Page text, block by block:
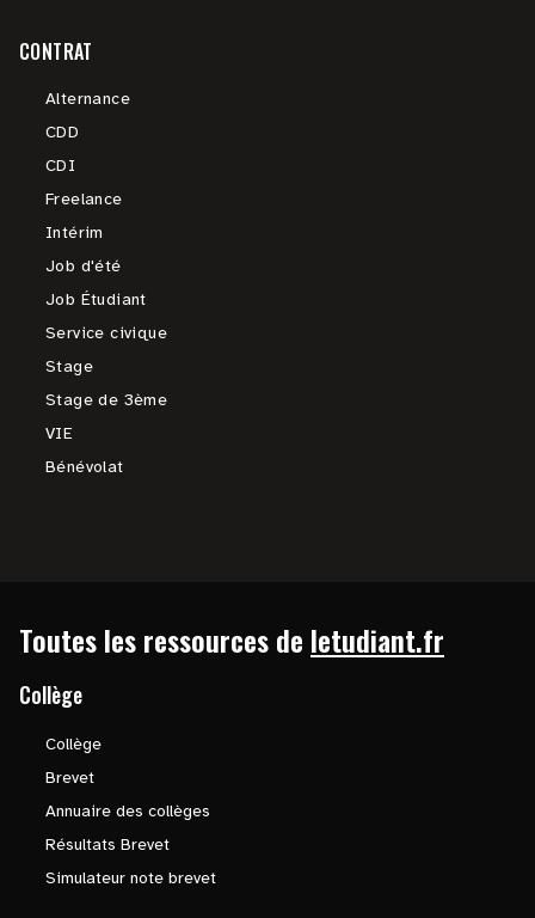
CONTRAT
Alternance
CDD
CDI
Freelance
Intérim
Job d'été
Job Étudiant
Service civique
Stage
Stage de 3ème
VIE
Bénévolat
Toutes les ressources de letudiant.fr
Collège
Collège
Brevet
Annuaire des collèges
Résultats Brevet
Simulateur note brevet